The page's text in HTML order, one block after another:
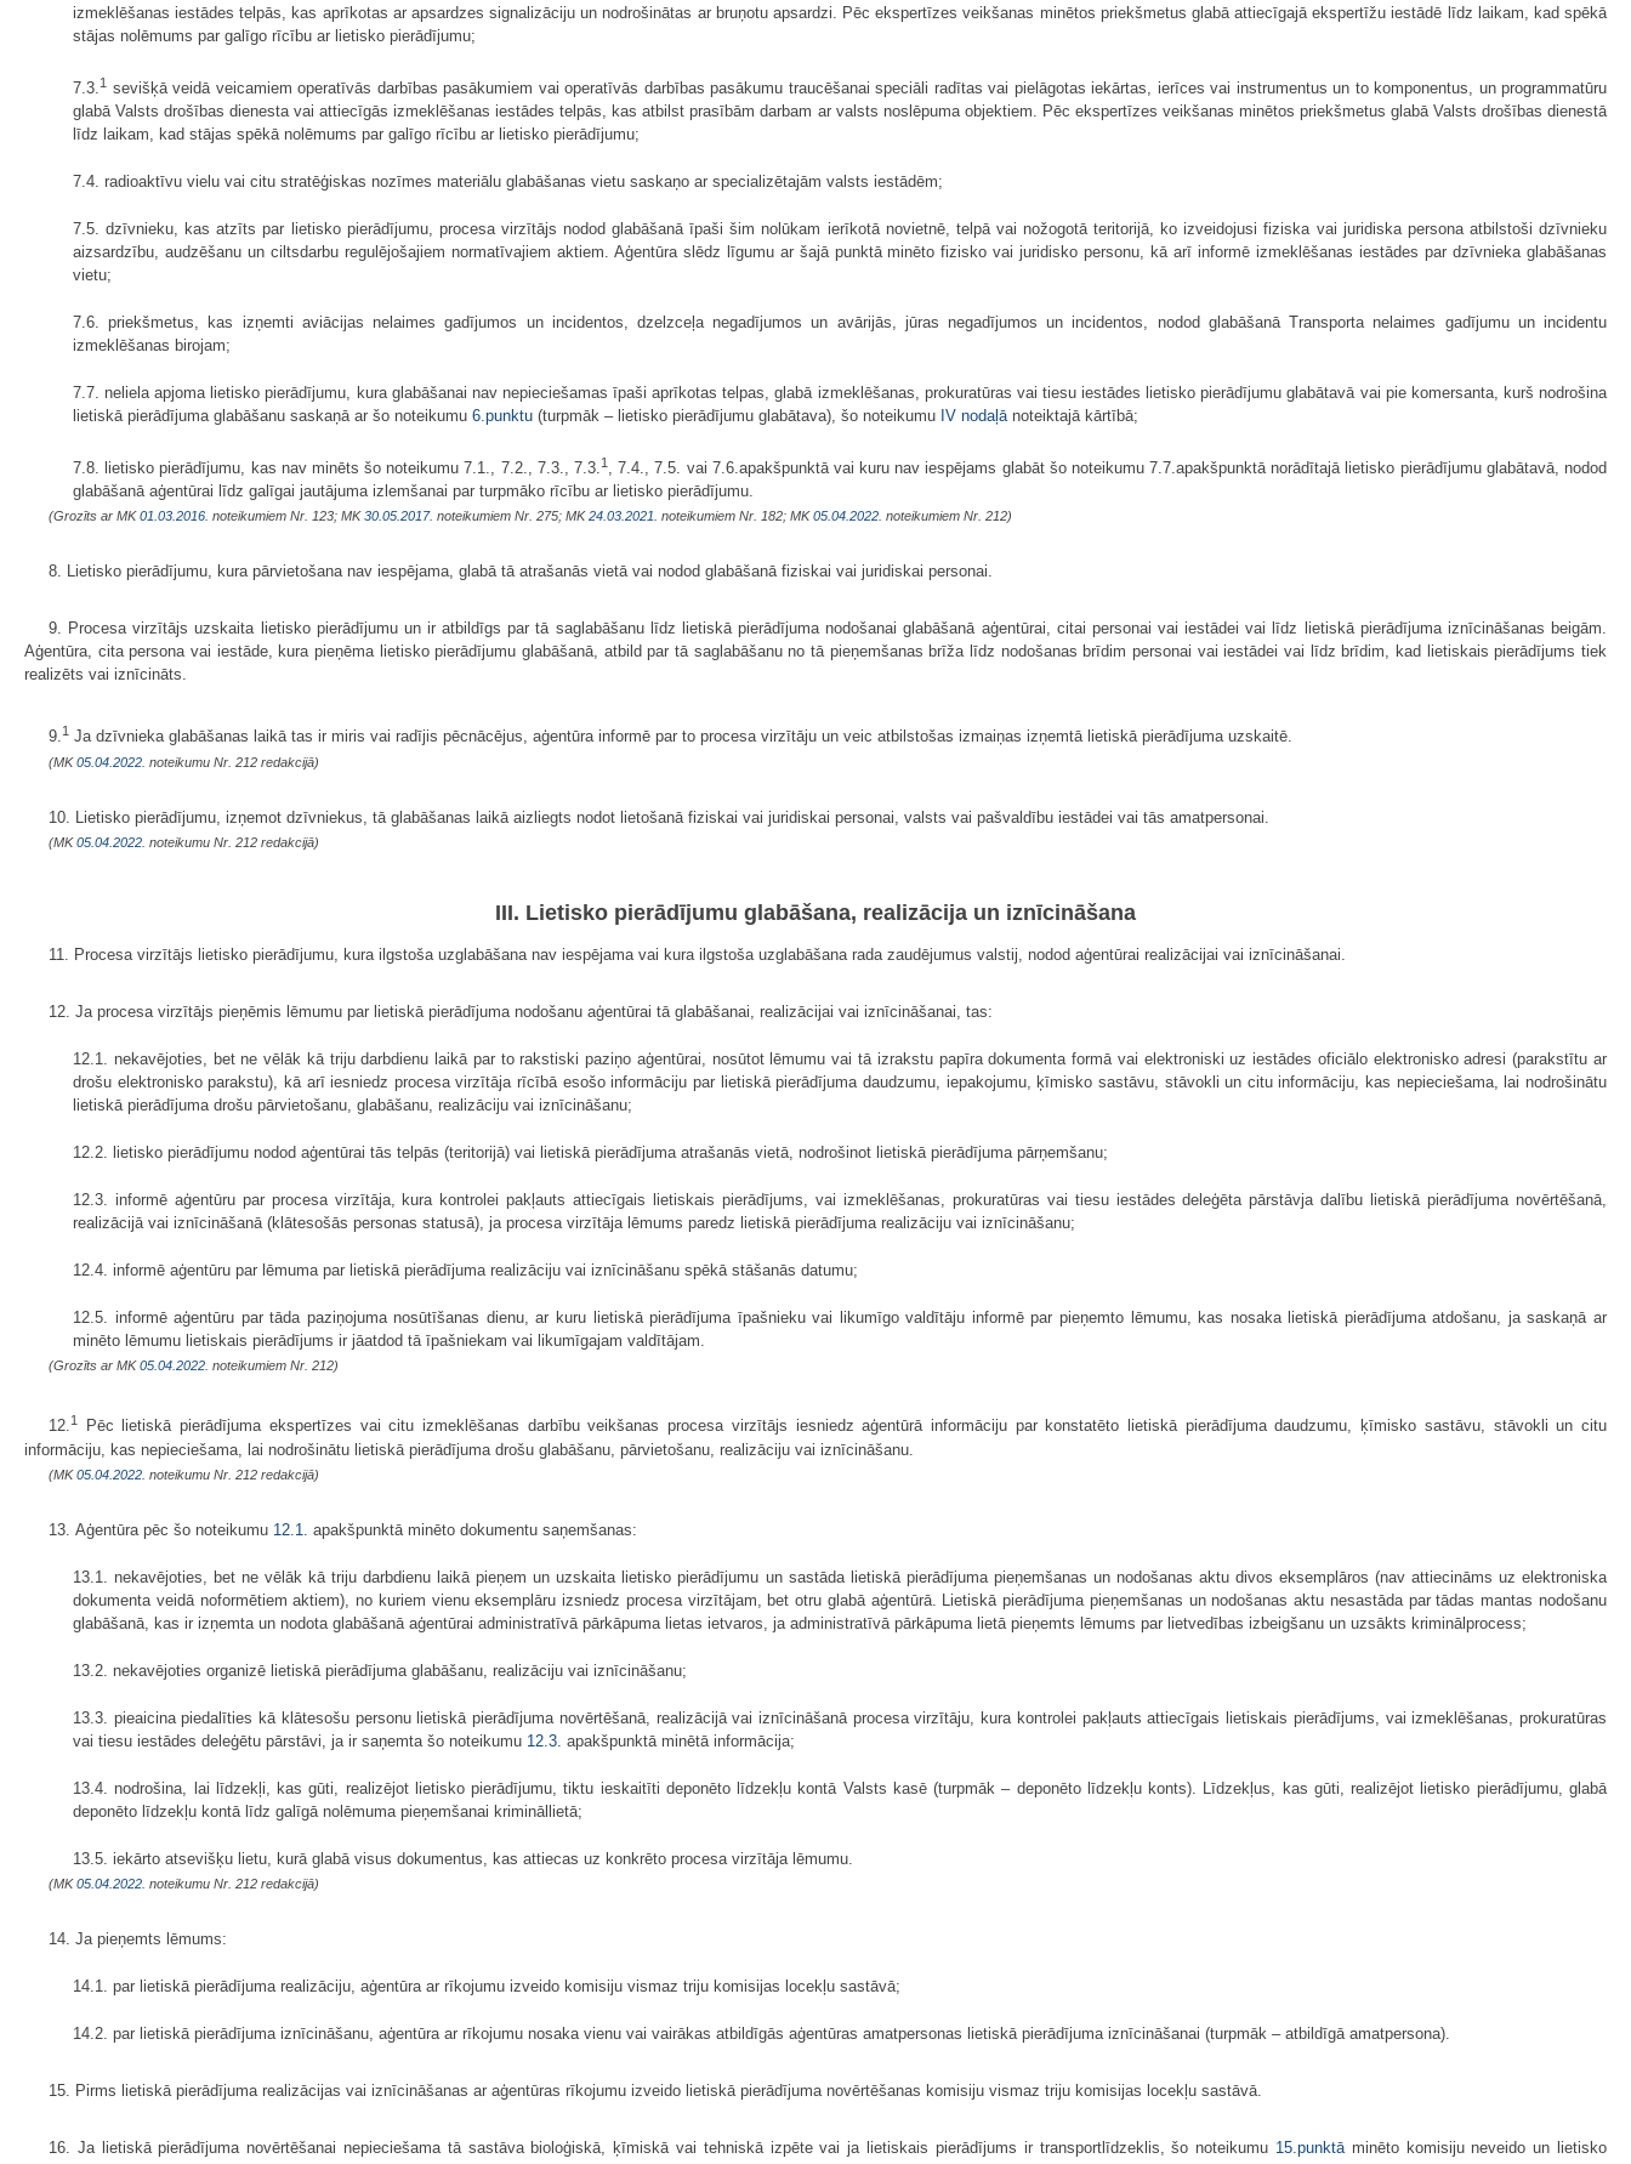
izmeklēšanas iestādes telpās, kas aprīkotas ar apsardzes signalizāciju un nodrošinātas ar bruņotu apsardzi. Pēc ekspertīzes veikšanas minētos priekšmetus glabā attiecīgajā ekspertīžu iestādē līdz laikam, kad spēkā
stājas nolēmums par galīgo rīcību ar lietisko pierādījumu;
7.3. 1 sevišķā veidā veicamiem operatīvās darbības pasākumiem vai operatīvās darbības pasākumu traucēšanai speciāli radītas vai pielāgotas iekārtas, ierīces vai instrumentus un to komponentus, un programmatūru
glabā Valsts drošības dienesta vai attiecīgās izmeklēšanas iestādes telpās, kas atbilst prasībām darbam ar valsts noslēpuma objektiem. Pēc ekspertīzes veikšanas minētos priekšmetus glabā Valsts drošības dienestā
līdz laikam, kad stājas spēkā nolēmums par galīgo rīcību ar lietisko pierādījumu;
7.4. radioaktīvu vielu vai citu stratēģiskas nozīmes materiālu glabāšanas vietu saskaņo ar specializētajām valsts iestādēm;
7.5. dzīvnieku, kas atzīts par lietisko pierādījumu, procesa virzītājs nodod glabāšanā īpaši šim nolūkam ierīkotā novietnē, telpā vai nožogotā teritorijā, ko izveidojusi fiziska vai juridiska persona atbilstoši dzīvnieku
aizsardzību, audzēšanu un ciltsdarbu regulējošajiem normatīvajiem aktiem. Aģentūra slēdz līgumu ar šajā punktā minēto fizisko vai juridisko personu, kā arī informē izmeklēšanas iestādes par dzīvnieka glabāšanas
vietu;
7.6. priekšmetus, kas izņemti aviācijas nelaimes gadījumos un incidentos, dzelzceļa negadījumos un avārijās, jūras negadījumos un incidentos, nodod glabāšanā Transporta nelaimes gadījumu un incidentu
izmeklēšanas birojam;
7.7. neliela apjoma lietisko pierādījumu, kura glabāšanai nav nepieciešamas īpaši aprīkotas telpas, glabā izmeklēšanas, prokuratūras vai tiesu iestādes lietisko pierādījumu glabātavā vai pie komersanta, kurš nodrošina
lietiskā pierādījuma glabāšanu saskaņā ar šo noteikumu 6.punktu (turpmāk – lietisko pierādījumu glabātava), šo noteikumu IV nodaļā noteiktajā kārtībā;
7.8. lietisko pierādījumu, kas nav minēts šo noteikumu 7.1., 7.2., 7.3., 7.3.1, 7.4., 7.5. vai 7.6.apakšpunktā vai kuru nav iespējams glabāt šo noteikumu 7.7.apakšpunktā norādītajā lietisko pierādījumu glabātavā, nodod
glabāšanā aģentūrai līdz galīgai jautājuma izlemšanai par turpmāko rīcību ar lietisko pierādījumu.
(Grozīts ar MK01.03.2016. noteikumiem Nr. 123; MK30.05.2017. noteikumiem Nr. 275; MK24.03.2021. noteikumiem Nr. 182; MK05.04.2022. noteikumiem Nr. 212)
8. Lietisko pierādījumu, kura pārvietošana nav iespējama, glabā tā atrašanās vietā vai nodod glabāšanā fiziskai vai juridiskai personai.
9. Procesa virzītājs uzskaita lietisko pierādījumu un ir atbildīgs par tā saglabāšanu līdz lietiskā pierādījuma nodošanai glabāšanā aģentūrai, citai personai vai iestādei vai līdz lietiskā pierādījuma iznīcināšanas beigām.
Aģentūra, cita persona vai iestāde, kura pieņēma lietisko pierādījumu glabāšanā, atbild par tā saglabāšanu no tā pieņemšanas brīža līdz nodošanas brīdim personai vai iestādei vai līdz brīdim, kad lietiskais pierādījums tiek
realizēts vai iznīcināts.
9.1 Ja dzīvnieka glabāšanas laikā tas ir miris vai radījis pēcnācējus, aģentūra informē par to procesa virzītāju un veic atbilstošas izmaiņas izņemtā lietiskā pierādījuma uzskaitē.
(MK05.04.2022. noteikumu Nr. 212 redakcijā)
10. Lietisko pierādījumu, izņemot dzīvniekus, tā glabāšanas laikā aizliegts nodot lietošanā fiziskai vai juridiskai personai, valsts vai pašvaldību iestādei vai tās amatpersonai.
(MK05.04.2022. noteikumu Nr. 212 redakcijā)
III. Lietisko pierādījumu glabāšana, realizācija un iznīcināšana
11. Procesa virzītājs lietisko pierādījumu, kura ilgstoša uzglabāšana nav iespējama vai kura ilgstoša uzglabāšana rada zaudējumus valstij, nodod aģentūrai realizācijai vai iznīcināšanai.
12. Ja procesa virzītājs pieņēmis lēmumu par lietiskā pierādījuma nodošanu aģentūrai tā glabāšanai, realizācijai vai iznīcināšanai, tas:
12.1. nekavējoties, bet ne vēlāk kā triju darbdienu laikā par to rakstiski paziņo aģentūrai, nosūtot lēmumu vai tā izrakstu papīra dokumenta formā vai elektroniski uz iestādes oficiālo elektronisko adresi (parakstītu ar
drošu elektronisko parakstu), kā arī iesniedz procesa virzītāja rīcībā esošo informāciju par lietiskā pierādījuma daudzumu, iepakojumu, ķīmisko sastāvu, stāvokli un citu informāciju, kas nepieciešama, lai nodrošinātu
lietiskā pierādījuma drošu pārvietošanu, glabāšanu, realizāciju vai iznīcināšanu;
12.2. lietisko pierādījumu nodod aģentūrai tās telpās (teritorijā) vai lietiskā pierādījuma atrašanās vietā, nodrošinot lietiskā pierādījuma pārņemšanu;
12.3. informē aģentūru par procesa virzītāja, kura kontrolei pakļauts attiecīgais lietiskais pierādījums, vai izmeklēšanas, prokuratūras vai tiesu iestādes deleģēta pārstāvja dalību lietiskā pierādījuma novērtēšanā,
realizācijā vai iznīcināšanā (klātesošās personas statusā), ja procesa virzītāja lēmums paredz lietiskā pierādījuma realizāciju vai iznīcināšanu;
12.4. informē aģentūru par lēmuma par lietiskā pierādījuma realizāciju vai iznīcināšanu spēkā stāšanās datumu;
12.5. informē aģentūru par tāda paziņojuma nosūtīšanas dienu, ar kuru lietiskā pierādījuma īpašnieku vai likumīgo valdītāju informē par pieņemto lēmumu, kas nosaka lietiskā pierādījuma atdošanu, ja saskaņā ar
minēto lēmumu lietiskais pierādījums ir jāatdod tā īpašniekam vai likumīgajam valdītājam.
(Grozīts ar MK05.04.2022. noteikumiem Nr. 212)
12.1
Pēc lietiskā pierādījuma ekspertīzes vai citu izmeklēšanas darbību veikšanas procesa virzītājs iesniedz aģentūrā informāciju par konstatēto lietiskā pierādījuma daudzumu, ķīmisko sastāvu, stāvokli un citu
informāciju, kas nepieciešama, lai nodrošinātu lietiskā pierādījuma drošu glabāšanu, pārvietošanu, realizāciju vai iznīcināšanu.
(MK05.04.2022. noteikumu Nr. 212 redakcijā)
13. Aģentūra pēc šo noteikumu 12.1. apakšpunktā minēto dokumentu saņemšanas:
13.1. nekavējoties, bet ne vēlāk kā triju darbdienu laikā pieņem un uzskaita lietisko pierādījumu un sastāda lietiskā pierādījuma pieņemšanas un nodošanas aktu divos eksemplāros (nav attiecināms uz elektroniska
dokumenta veidā noformētiem aktiem), no kuriem vienu eksemplāru izsniedz procesa virzītājam, bet otru glabā aģentūrā. Lietiskā pierādījuma pieņemšanas un nodošanas aktu nesastāda par tādas mantas nodošanu
glabāšanā, kas ir izņemta un nodota glabāšanā aģentūrai administratīvā pārkāpuma lietas ietvaros, ja administratīvā pārkāpuma lietā pieņemts lēmums par lietvedības izbeigšanu un uzsākts kriminālprocess;
13.2. nekavējoties organizē lietiskā pierādījuma glabāšanu, realizāciju vai iznīcināšanu;
13.3. pieaicina piedalīties kā klātesošu personu lietiskā pierādījuma novērtēšanā, realizācijā vai iznīcināšanā procesa virzītāju, kura kontrolei pakļauts attiecīgais lietiskais pierādījums, vai izmeklēšanas, prokuratūras
vai tiesu iestādes deleģētu pārstāvi, ja ir saņemta šo noteikumu 12.3. apakšpunktā minētā informācija;
13.4. nodrošina, lai līdzekļi, kas gūti, realizējot lietisko pierādījumu, tiktu ieskaitīti deponēto līdzekļu kontā Valsts kasē (turpmāk – deponēto līdzekļu konts). Līdzekļus, kas gūti, realizējot lietisko pierādījumu, glabā
deponēto līdzekļu kontā līdz galīgā nolēmuma pieņemšanai krimināllietā;
13.5. iekārto atsevišķu lietu, kurā glabā visus dokumentus, kas attiecas uz konkrēto procesa virzītāja lēmumu.
(MK05.04.2022. noteikumu Nr. 212 redakcijā)
14. Ja pieņemts lēmums:
14.1. par lietiskā pierādījuma realizāciju, aģentūra ar rīkojumu izveido komisiju vismaz triju komisijas locekļu sastāvā;
14.2. par lietiskā pierādījuma iznīcināšanu, aģentūra ar rīkojumu nosaka vienu vai vairākas atbildīgās aģentūras amatpersonas lietiskā pierādījuma iznīcināšanai (turpmāk – atbildīgā amatpersona).
15. Pirms lietiskā pierādījuma realizācijas vai iznīcināšanas ar aģentūras rīkojumu izveido lietiskā pierādījuma novērtēšanas komisiju vismaz triju komisijas locekļu sastāvā.
16. Ja lietiskā pierādījuma novērtēšanai nepieciešama tā sastāva bioloģiskā, ķīmiskā vai tehniskā izpēte vai ja lietiskais pierādījums ir transportlīdzeklis, šo noteikumu 15.punktāminēto komisiju neveido un lietisko